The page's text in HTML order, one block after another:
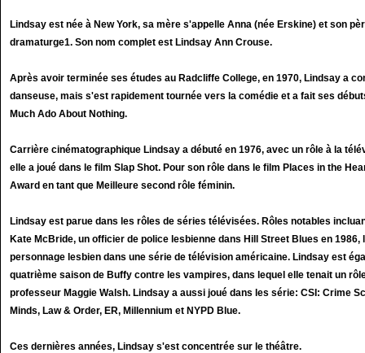
Lindsay est née à New York, sa mère s'appelle Anna (née Erskine) et son
dramaturge1. Son nom complet est Lindsay Ann Crouse.
Après avoir terminée ses études au Radcliffe College, en 1970, Lindsay a
danseuse, mais s'est rapidement tournée vers la comédie et a fait ses
Much Ado About Nothing.
Carrière cinématographique Lindsay a débuté en 1976, avec un rôle à la
elle a joué dans le film Slap Shot. Pour son rôle dans le film Places in the
Award en tant que Meilleure second rôle féminin.
Lindsay est parue dans les rôles de séries télévisées. Rôles notables
Kate McBride, un officier de police lesbienne dans Hill Street Blues en
personnage lesbien dans une série de télévision américaine. Lindsay est
quatrième saison de Buffy contre les vampires, dans lequel elle tenait un
professeur Maggie Walsh. Lindsay a aussi joué dans les série: CSI: Crime
Minds, Law & Order, ER, Millennium et NYPD Blue.
Ces dernières années, Lindsay s'est concentrée sur le théâtre.